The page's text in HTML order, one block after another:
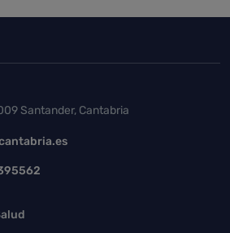
de página
Santander, Cantabria